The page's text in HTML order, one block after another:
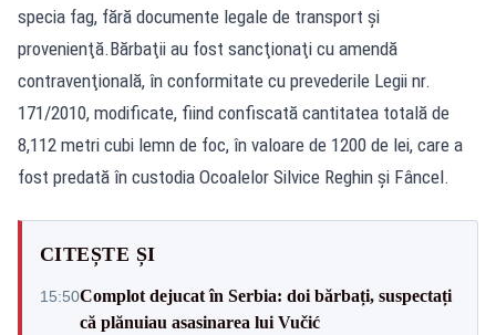
specia fag, fără documente legale de transport şi
provenienţă.Bărbaţii au fost sancţionaţi cu amendă
contravenţională, în conformitate cu prevederile Legii nr.
171/2010, modificate, fiind confiscată cantitatea totală de
8,112 metri cubi lemn de foc, în valoare de 1200 de lei, care a
fost predată în custodia Ocoalelor Silvice Reghin şi Fâncel.
CITEȘTE ȘI
15:50Complot dejucat în Serbia: doi bărbați, suspectați
că plănuiau asasinarea lui Vučić